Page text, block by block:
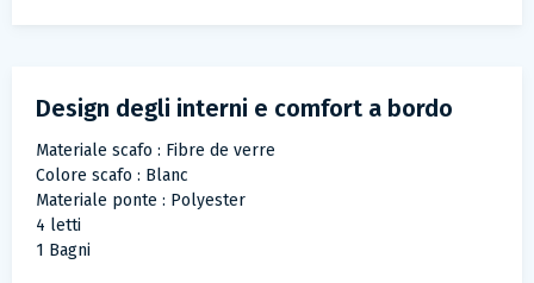
Design degli interni e comfort a bordo
Materiale scafo : Fibre de verre
Colore scafo : Blanc
Materiale ponte : Polyester
4 letti
1 Bagni